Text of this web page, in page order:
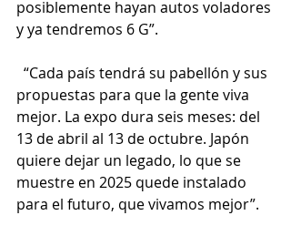
posiblemente hayan autos voladores
y ya tendremos 6 G”.
propuestas para que la gente viva
mejor. La expo dura seis meses: del
13 de abril al 13 de octubre. Japón
quiere dejar un legado, lo que se
muestre en 2025 quede instalado
para el futuro, que vivamos mejor”.